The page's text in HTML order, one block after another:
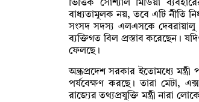
ভিত্তিক সোশ্যাল মিডিয়া
বাধ্যতামূলক নয়, তবে এটি নীতি
সংসদ সদস্য এলএসকে দেবরায়ালু
ব্যক্তিগত বিল প্রস্তাব করেছেন।
ফেলছে।
অন্ধ্রপ্রদেশ সরকার ইতোমধ্যে মন্ত্রী
পর্যবেক্ষণ করছে। তারা মেটা,
রাজ্যের তথ্যপ্রযুক্তি মন্ত্রী নারা